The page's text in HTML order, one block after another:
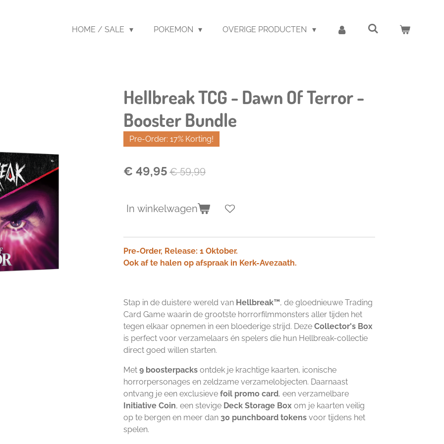
HOME / SALE POKEMON OVERIGE PRODUCTEN
Hellbreak TCG - Dawn Of Terror -
Booster Bundle
Pre-Order: 17% Korting!
€ 49,95 € 59,99
In winkelwagen
Pre-Order, Release: 1 Oktober.
Ook af te halen op afspraak in Kerk-Avezaath.
Stap in de duistere wereld van Hellbreak™, de gloednieuwe Trading
Card Game waarin de grootste horrorfilmmonsters aller tijden het
tegen elkaar opnemen in een bloederige strijd. Deze Collector's Box
is perfect voor verzamelaars én spelers die hun Hellbreak-collectie
direct goed willen starten.
Met 9 boosterpacks ontdek je krachtige kaarten, iconische
horrorpersonages en zeldzame verzamelobjecten. Daarnaast
ontvang je een exclusieve foil promo card, een verzamelbare
Initiative Coin, een stevige Deck Storage Box om je kaarten veilig
op te bergen en meer dan 30 punchboard tokens voor tijdens het
spelen.